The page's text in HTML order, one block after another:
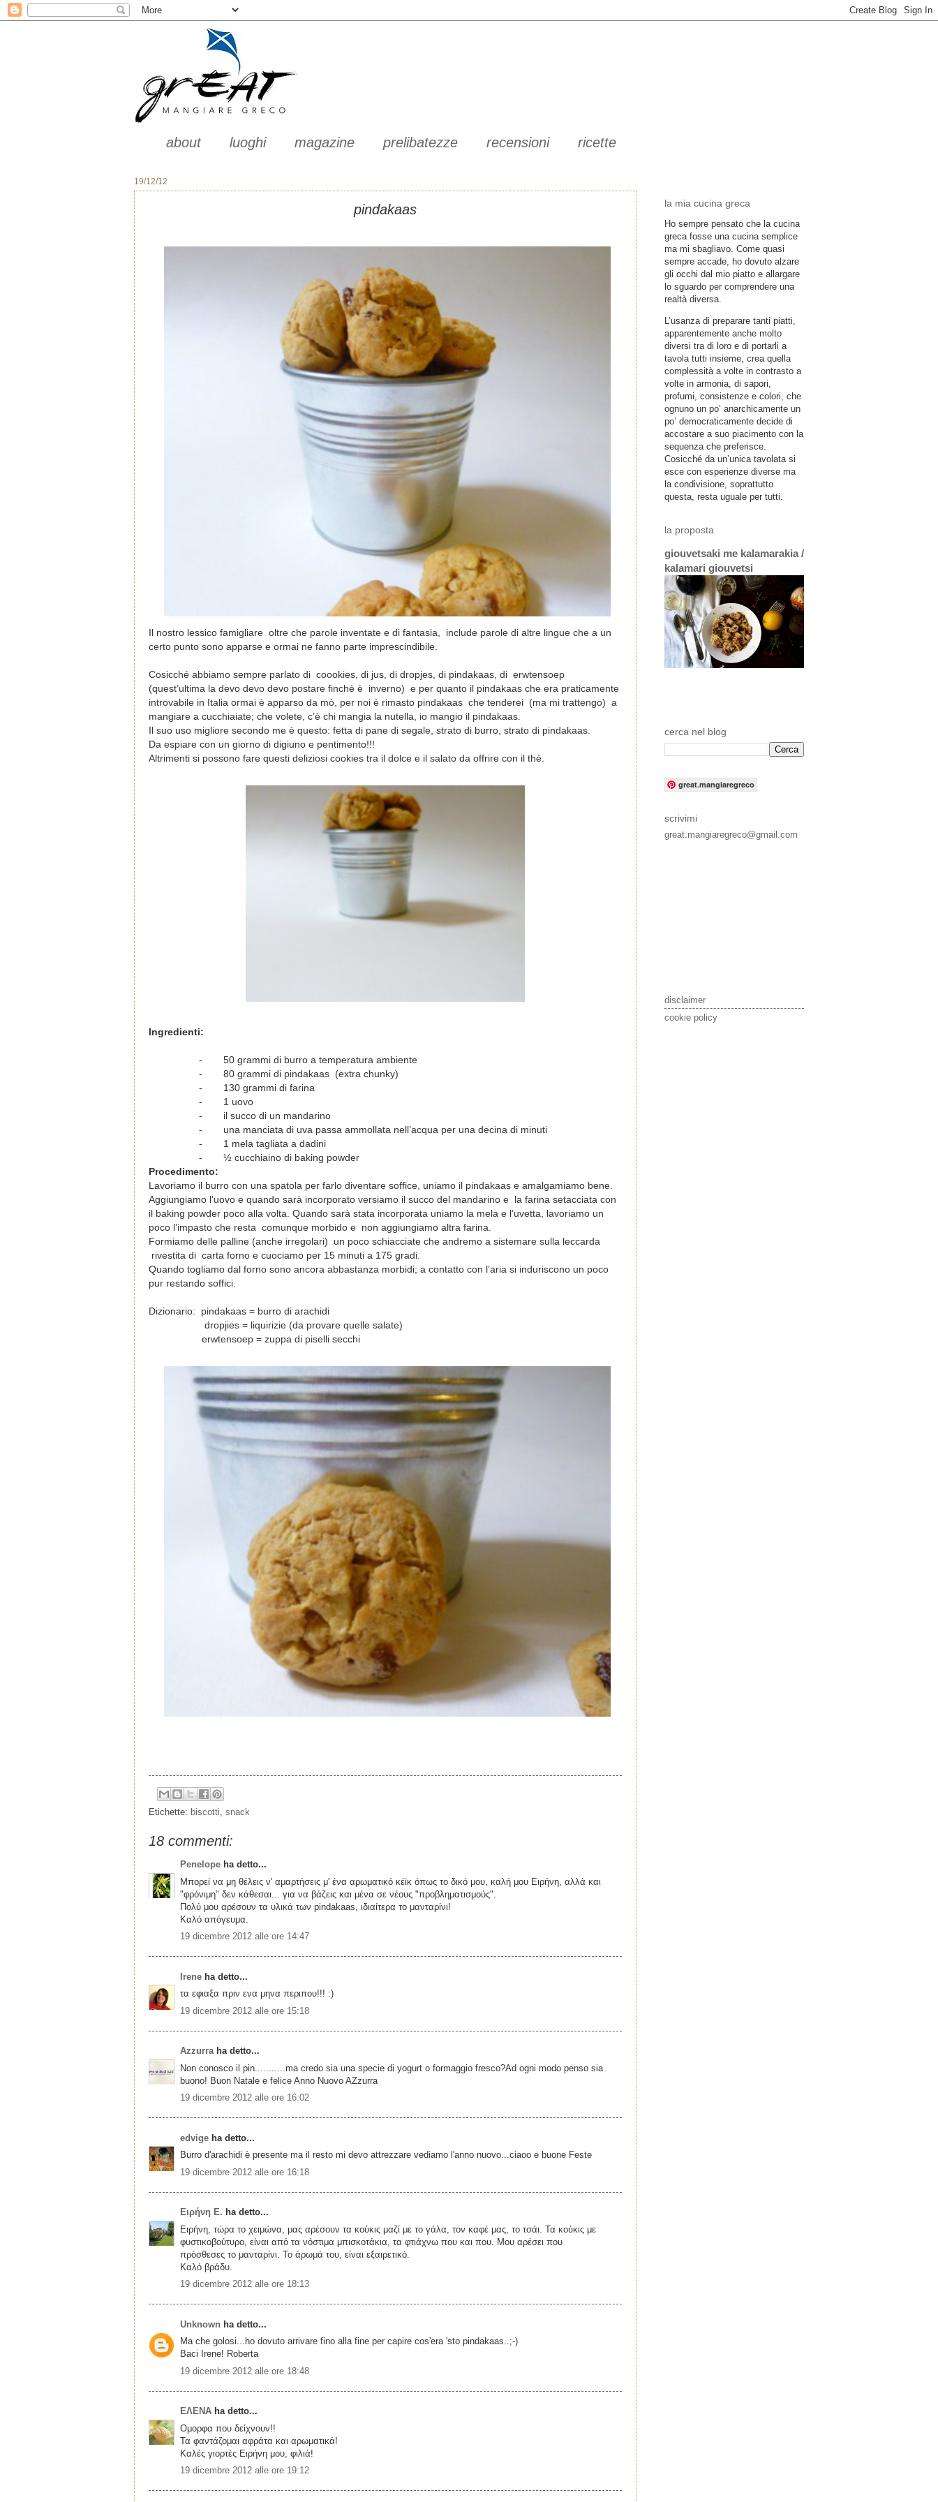
about luoghi magazine prelibatezze recensioni ricette
19/12/12
pindakaas
Il nostro lessico famigliare oltre che parole inventate e di fantasia,
include parole di altre lingue che a un
certo punto sono apparse e ormai ne fanno parte imprescindibile.
Cosicché abbiamo sempre parlato di coookies, di jus, di dropjes, di pindakaas, di erwtensoep
(quest’ultima la devo devo devo postare finchè è inverno) e per quanto il pindakaas che era praticamente
introvabile in Italia ormai è apparso da mò, per noi è rimasto pindakaas che tenderei (ma mi trattengo) a
mangiare a cucchiaiate; che volete, c’è chi mangia la nutella, io mangio il pindakaas.
Il suo uso migliore secondo me è questo: fetta di pane di segale, strato di burro, strato di pindakaas.
Da espiare con un giorno di digiuno e pentimento!!!
Altrimenti si possono fare questi deliziosi cookies tra il dolce e il salato da offrire con il thè.
Ingredienti:
-
50 grammi di burro a temperatura ambiente
-
80 grammi di pindakaas (extra chunky)
-
130 grammi di farina
-
1 uovo
-
il succo di un mandarino
-
una manciata di uva passa ammollata nell’acqua per una decina di minuti
-
1 mela tagliata a dadini
-
½ cucchiaino di baking powder
Procedimento:
Lavoriamo il burro con una spatola per farlo diventare soffice, uniamo il pindakaas e amalgamiamo bene.
Aggiungiamo l’uovo e quando sarà incorporato versiamo il succo del mandarino e la farina setacciata con
il baking powder poco alla volta. Quando sarà stata incorporata uniamo la mela e l’uvetta, lavoriamo un
poco l’impasto che resta comunque morbido e non aggiungiamo altra farina.
Formiamo delle palline (anche irregolari) un poco schiacciate che andremo a sistemare sulla leccarda
rivestita di carta forno e cuociamo per 15 minuti a 175 gradi.
Quando togliamo dal forno sono ancora abbastanza morbidi; a contatto con l’aria si induriscono un poco
pur restando soffici.
Dizionario: pindakaas = burro di arachidi
dropjies = liquirizie (da provare quelle salate)
erwtensoep = zuppa di piselli secchi
Etichette: biscotti, snack
18 commenti:
Penelope ha detto...
Μπορεί να μη θέλεις ν' αμαρτήσεις μ' ένα αρωματικό κέϊκ όπως το δικό μου, καλή μου Ειρήνη, αλλά και
"φρόνιμη" δεν κάθεσαι... για να βάζεις και μένα σε νέους "προβληματισμούς".
Πολύ μου αρέσουν τα υλικά των pindakaas, ιδιαίτερα το μανταρίνι!
Καλό απόγευμα.
19 dicembre 2012 alle ore 14:47
Irene ha detto...
τα εφιαξα πριν ενα μηνα περιπου!!! :)
19 dicembre 2012 alle ore 15:18
Azzurraha detto...
Non conosco il pin...........ma credo sia una specie di yogurt o formaggio fresco?Ad ogni modo penso sia
buono! Buon Natale e felice Anno Nuovo AZzurra
19 dicembre 2012 alle ore 16:02
edvige ha detto...
Burro d'arachidi è presente ma il resto mi devo attrezzare vediamo l'anno nuovo...ciaoo e buone Feste
19 dicembre 2012 alle ore 16:18
Ειρήνη Ε. ha detto...
Ειρήνη, τώρα το χειμώνα, μας αρέσουν τα κούκις μαζί με το γάλα, τον καφέ μας, το τσάι. Τα κούκις με
φυστικοβούτυρο, είναι από τα νόστιμα μπισκοτάκια, τα φτιάχνω που και που. Μου αρέσει που
πρόσθεσες το μανταρίνι. Το άρωμά του, είναι εξαιρετικό.
Καλό βράδυ.
19 dicembre 2012 alle ore 18:13
Unknown ha detto...
Ma che golosi...ho dovuto arrivare fino alla fine per capire cos'era 'sto pindakaas..;-)
Baci Irene! Roberta
19 dicembre 2012 alle ore 18:48
ΕΛΕΝΑ ha detto...
Ομορφα που δείχνουν!!
Τα φαντάζομαι αφράτα και αρωματικά!
Καλές γιορτές Ειρήνη μου, φιλιά!
19 dicembre 2012 alle ore 19:12
la mia cucina greca
Ho sempre pensato che la cucina
greca fosse una cucina semplice
ma mi sbagliavo. Come quasi
sempre accade, ho dovuto alzare
gli occhi dal mio piatto e allargare
lo sguardo per comprendere una
realtà diversa.
L’usanza di preparare tanti piatti,
apparentemente anche molto
diversi tra di loro e di portarli a
tavola tutti insieme, crea quella
complessità a volte in contrasto a
volte in armonia, di sapori,
profumi, consistenze e colori, che
ognuno un po’ anarchicamente un
po’ democraticamente decide di
accostare a suo piacimento con la
sequenza che preferisce.
Cosicché da un’unica tavolata si
esce con esperienze diverse ma
la condivisione, soprattutto
questa, resta uguale per tutti.
la proposta
giouvetsaki me kalamarakia /
kalamari giouvetsi
cerca nel blog
great.mangiaregreco
scrivimi
great.mangiaregreco@gmail.com
disclaimer
cookie policy